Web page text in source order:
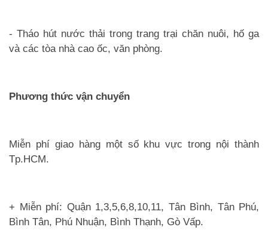
- Tháo hút nước thải trong trang trại chăn nuôi, hố ga
và các tòa nhà cao ốc, văn phòng.
Phương thức vận chuyển
Miễn phí giao hàng một số khu vực trong nội thành
Tp.HCM.
+ Miễn phí: Quận 1,3,5,6,8,10,11, Tân Bình, Tân Phú,
Bình Tân, Phú Nhuận, Bình Thạnh, Gò Vấp.